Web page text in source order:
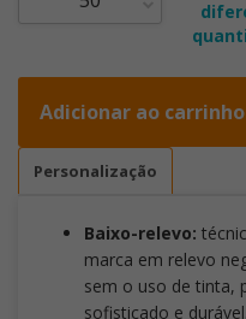
Adicionar ao carrinho
Personalização
Baixo-relevo:
marca em relevo
sem o uso de tinta,
sofisticado e durável.